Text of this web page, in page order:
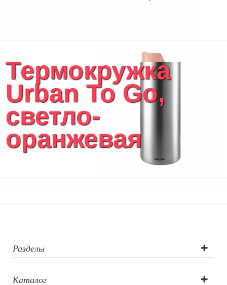
Термокружка
Urban To Go,
светло-
оранжевая
Разделы
Каталог